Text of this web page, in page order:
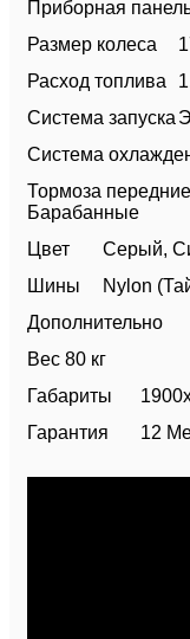
Приборная
Размер колеса
Расход топлива
Система запуска
Система
Тормоза
Барабанные
Цвет
Серый,
Шины
Nylon
Дополнительно
Вес 80 кг
Габариты
Гарантия
12